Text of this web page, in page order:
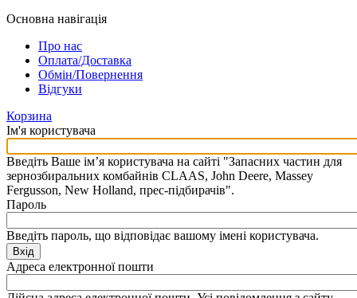
Основна навігація
Про нас
Оплата/Доставка
Обмін/Повернення
Відгуки
Корзина
Ім'я користувача
Введіть Ваше ім’я користувача на сайті "Запасних частин для
зернозбиральних комбайнів CLAAS, John Deere, Massey
Fergusson, New Holland, прес-підбирачів".
Пароль
Введіть пароль, що відповідає вашому імені користувача.
Вхід
Адреса електронної пошти